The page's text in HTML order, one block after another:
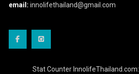
email: innolifethailand@gmail.com
Stat Counter InnolifeThailand.com: